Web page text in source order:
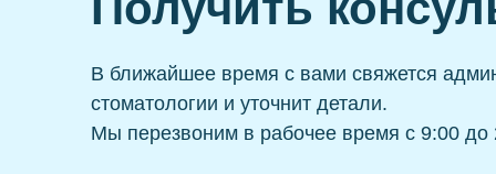
В ближайшее время с вами свяжется
стоматологии и уточнит детали.
Мы перезвоним в рабочее время с 9:00 до